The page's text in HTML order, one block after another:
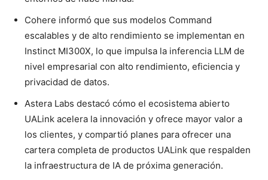
Cohere informó que sus modelos Command
escalables y de alto rendimiento se implementan en
Instinct MI300X, lo que impulsa la inferencia LLM de
nivel empresarial con alto rendimiento, eficiencia y
privacidad de datos.
Astera Labs destacó cómo el ecosistema abierto
UALink acelera la innovación y ofrece mayor valor a
los clientes, y compartió planes para ofrecer una
cartera completa de productos UALink que respalden
la infraestructura de IA de próxima generación.